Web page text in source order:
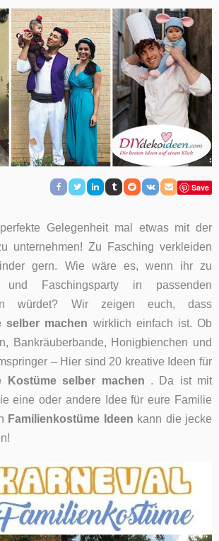
Save
Gelegenheit mal etwas mit der
unternehmen! Zu Fasching verkleiden
gern. Wie wäre es, wenn ihr zu
und Faschingsparty in passenden
würdet? Wir zeigen euch, dass
selber machen wirklich einfach ist. Ob
Bankräuberbande, Honigbienchen und
– Hier sind 20 kreative Ideen für
Kostüme selber machen . Da ist mit
eine oder andere Idee für eure Familie
Familienkostüme Ideen kann die jecke